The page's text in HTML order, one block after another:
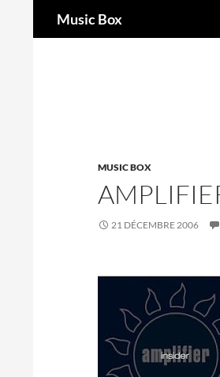
Music Box
MUSIC BOX
21 DÉCEMBRE 2006